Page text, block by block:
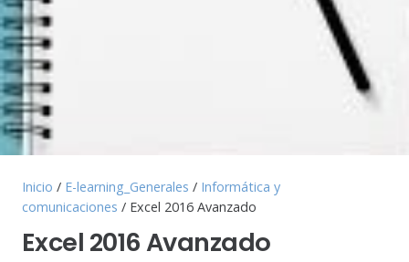
Inicio / E-learning_Generales / Informática y
comunicaciones / Excel 2016 Avanzado
Excel 2016 Avanzado